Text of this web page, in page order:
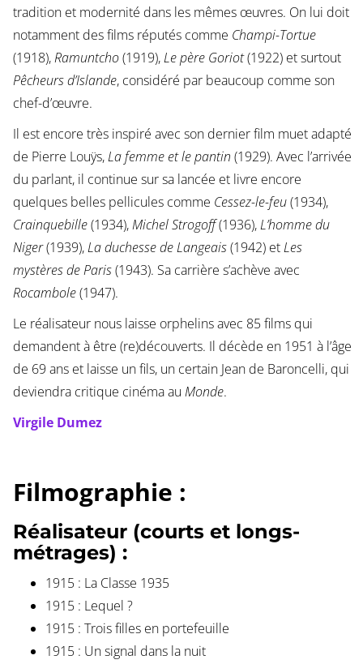
tradition et modernité dans les mêmes œuvres. On lui doit
notamment des films réputés comme Champi-Tortue
(1918),Ramuntcho(1919),Le père Goriot(1922) et surtout
Pêcheurs d’Islande, considéré par beaucoup comme son
chef-d’œuvre.
Il est encore très inspiré avec son dernier film muet adapté
de Pierre Louÿs,La femme et le pantin (1929). Avec l’arrivée
du parlant, il continue sur sa lancée et livre encore
quelques belles pellicules comme Cessez-le-feu(1934),
Crainquebille(1934),Michel Strogoff(1936),L’homme du
Niger(1939),La duchesse de Langeais(1942) etLes
mystères de Paris(1943). Sa carrière s’achève avec
Rocambole(1947).
Le réalisateur nous laisse orphelins avec 85 films qui
demandent à être (re)découverts. Il décède en 1951 à l’âge
de 69 ans et laisse un fils, un certain Jean de Baroncelli, qui
deviendra critique cinéma au Monde.
Virgile Dumez
Filmographie :
Réalisateur (courts et longs-
métrages) :
1915 : La Classe 1935
1915 : Lequel ?
1915 : Trois filles en portefeuille
1915 : Un signal dans la nuit